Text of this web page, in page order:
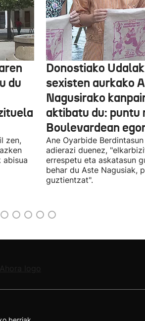
du
zen,
abisua
Donostiako
sexisten aurkako
Nagusirako
aktibatu du: puntu
Boulevardean
Ane Oyarbide
adierazi duenez,
errespetu eta askatasun
behar du Aste Nagusiak,
guztientzat".